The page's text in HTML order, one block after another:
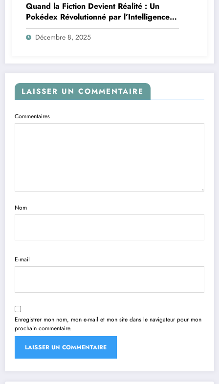
Quand la Fiction Devient Réalité : Un
Pokédex Révolutionné par l’Intelligence
Artificielle
Décembre 8, 2025
LAISSER UN COMMENTAIRE
Commentaires
Nom
E-mail
Enregistrer mon nom, mon e-mail et mon site dans le navigateur pour mon
prochain commentaire.